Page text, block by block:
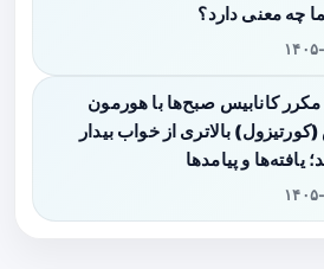
چه معنی دارد؟
۱۹
مکرر کانابیس صبح‌ها با هورمون
بالاتری از خواب بیدار
یافته‌ها و پیامدها
۱۹